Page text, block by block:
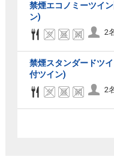
禁煙エコノミーツイ
ン)
2
禁煙スタンダードツ
付ツイン)
2